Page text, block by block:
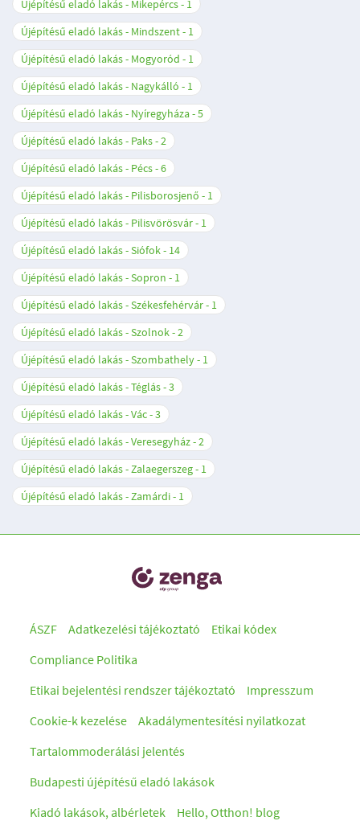
Újépítésű eladó lakás - Mikepércs
1
Újépítésű eladó lakás - Mindszent
1
Újépítésű eladó lakás - Mogyoród
1
Újépítésű eladó lakás - Nagykálló
1
Újépítésű eladó lakás - Nyíregyháza 5
Újépítésű eladó lakás - Paks 2
Újépítésű eladó lakás - Pécs 6
Újépítésű eladó lakás - Pilisborosjenő
1
Újépítésű eladó lakás - Pilisvörösvár
1
Újépítésű eladó lakás - Siófok
14
Újépítésű eladó lakás - Sopron
1
Újépítésű eladó lakás - Székesfehérvár
1
Újépítésű eladó lakás - Szolnok 2
Újépítésű eladó lakás - Szombathely
1
Újépítésű eladó lakás - Téglás 3
Újépítésű eladó lakás - Vác 3
Újépítésű eladó lakás - Veresegyház 2
Újépítésű eladó lakás - Zalaegerszeg
1
Újépítésű eladó lakás - Zamárdi
1
ÁSZF Adatkezelési tájékoztató
Etikai kódex
Compliance Politika
Etikai bejelentési rendszer tájékoztató
Impresszum
Cookie-k kezelése
Akadálymentesítési nyilatkozat
Tartalommoderálási jelentés
Budapesti újépítésű eladó lakások
Kiadó lakások, albérletek
Hello, Otthon! blog